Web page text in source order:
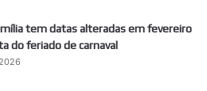
tem datas alteradas em fevereiro
do feriado de carnaval